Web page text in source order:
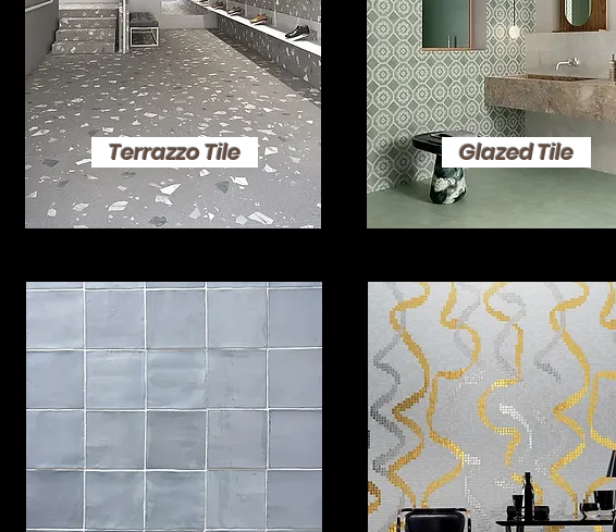
Terrazzo Tile Glazed Tile